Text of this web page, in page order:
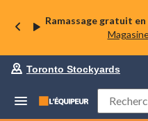
Ramassage gratuit
Toronto Stockyards